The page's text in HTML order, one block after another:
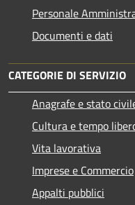
Personale
Documenti e dati
CATEGORIE DI SERVIZIO
Anagrafe e stato
Cultura e tempo
Vita lavorativa
Imprese e Commercio
Appalti pubblici